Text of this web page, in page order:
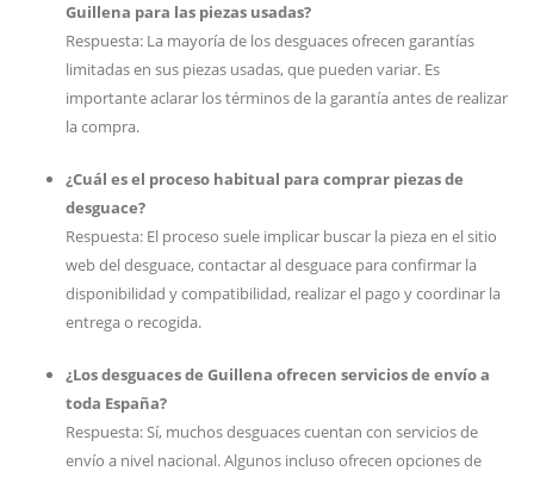
Guillena para las piezas usadas?
Respuesta: La mayoría de los desguaces ofrecen garantías
limitadas en sus piezas usadas, que pueden variar. Es
importante aclarar los términos de la garantía antes de realizar
la compra.
¿Cuál es el proceso habitual para comprar piezas de
desguace?
Respuesta: El proceso suele implicar buscar la pieza en el sitio
web del desguace, contactar al desguace para confirmar la
disponibilidad y compatibilidad, realizar el pago y coordinar la
entrega o recogida.
¿Los desguaces de Guillena ofrecen servicios de envío a
toda España?
Respuesta: Sí, muchos desguaces cuentan con servicios de
envío a nivel nacional. Algunos incluso ofrecen opciones de